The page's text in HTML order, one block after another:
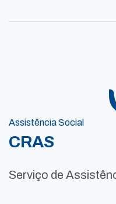
Assistência Social
CRAS
Serviço de